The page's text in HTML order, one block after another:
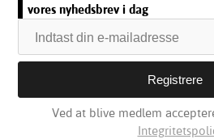
vores nyhedsbrev i dag
Ved at blive medlem